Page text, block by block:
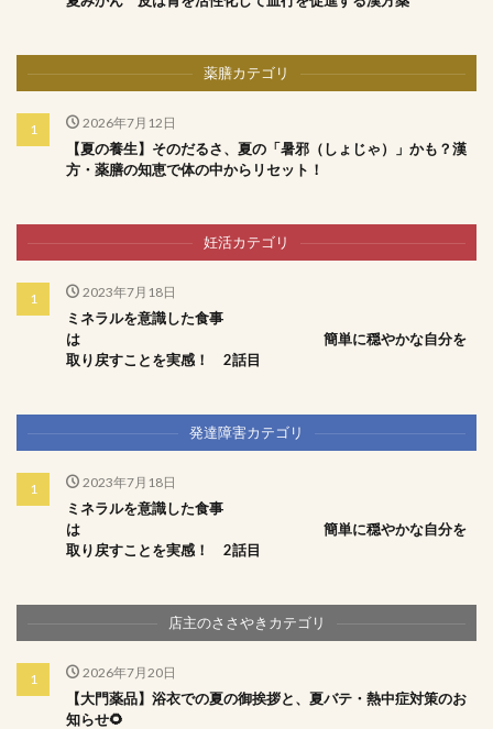
薬膳カテゴリ
2026年7月12日
【夏の養生】そのだるさ、夏の「暑邪（しょじゃ）」かも？漢
方・薬膳の知恵で体の中からリセット！
妊活カテゴリ
2023年7月18日
ミネラルを意識した食事
は 簡単に穏やかな自分を
取り戻すことを実感！ 2話目
発達障害カテゴリ
2023年7月18日
ミネラルを意識した食事
は 簡単に穏やかな自分を
取り戻すことを実感！ 2話目
店主のささやきカテゴリ
2026年7月20日
【大門薬品】浴衣での夏の御挨拶と、夏バテ・熱中症対策のお
知らせ🌻